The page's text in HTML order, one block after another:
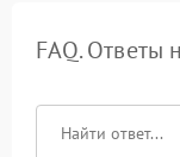
FAQ. Ответы